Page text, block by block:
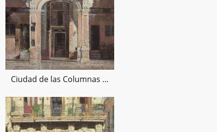
Ciudad de las Columnas IV, 100x100cms_09_